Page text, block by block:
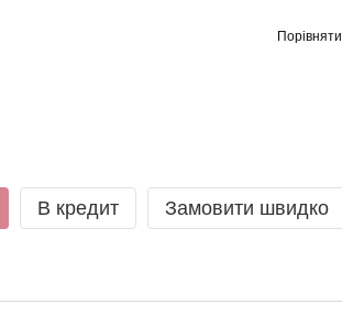
Порівняти
В кредит Замовити швидко